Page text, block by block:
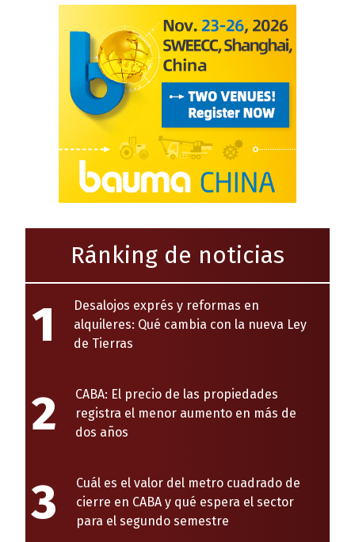
Ránking de noticias
1
Desalojos exprés y reformas en
alquileres: Qué cambia con la nueva Ley
de Tierras
2
CABA: El precio de las propiedades
registra el menor aumento en más de
dos años
3
Cuál es el valor del metro cuadrado de
cierre en CABA y qué espera el sector
para el segundo semestre